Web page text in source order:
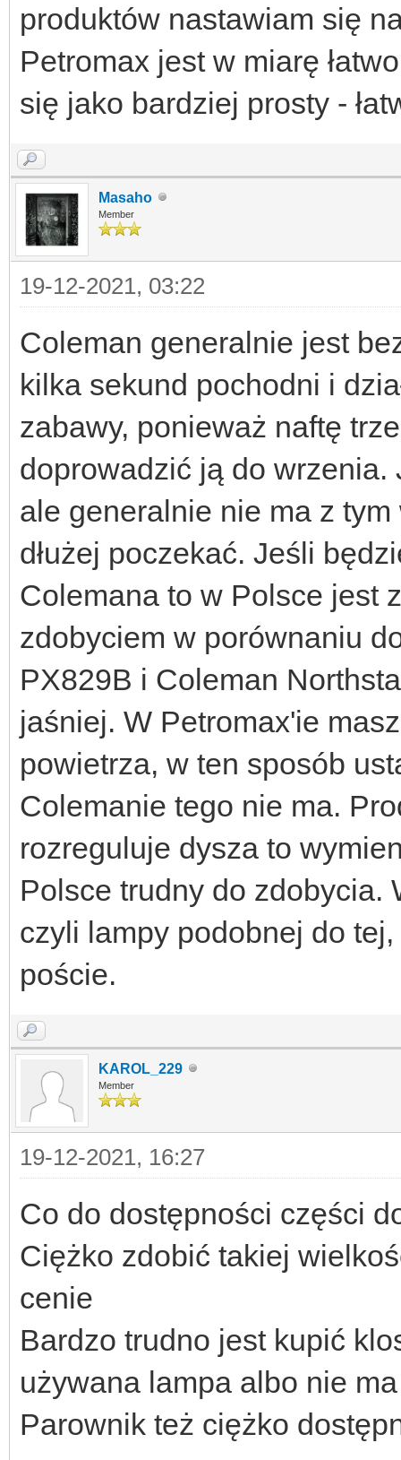
produktów nastawiam się
Petromax jest w miarę
się jako bardziej prosty -
Masaho
Member
19-12-2021, 03:22
Coleman generalnie jest
kilka sekund pochodni i
zabawy, ponieważ naftę
doprowadzić ją do
ale generalnie nie ma z
dłużej poczekać. Jeśli
Colemana to w Polsce jest
zdobyciem w porównaniu
PX829B i Coleman
jaśniej. W Petromax'ie
powietrza, w ten sposób
Colemanie tego nie ma.
rozreguluje dysza to
Polsce trudny do zdobycia.
czyli lampy podobnej do
poście.
KAROL_229
Member
19-12-2021, 16:27
Co do dostępności części
Ciężko zdobić takiej
cenie
Bardzo trudno jest kupić
używana lampa albo nie
Parownik też ciężko